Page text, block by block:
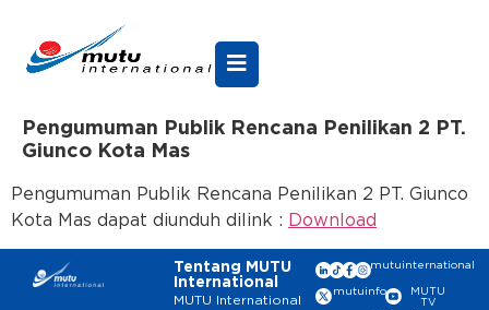
Pengumuman Publik Rencana Penilikan 2 PT.
Giunco Kota Mas
Pengumuman Publik Rencana Penilikan 2 PT. Giunco
Kota Mas dapat diunduh dilink : Download
Tentang MUTU
International
MUTU International
mutuinternational
mutuinfo
MUTU
TV